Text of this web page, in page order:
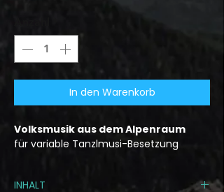
In den Warenkorb
Volksmusik aus dem Alpenraum
für variable Tanzlmusi-Besetzung
INHALT